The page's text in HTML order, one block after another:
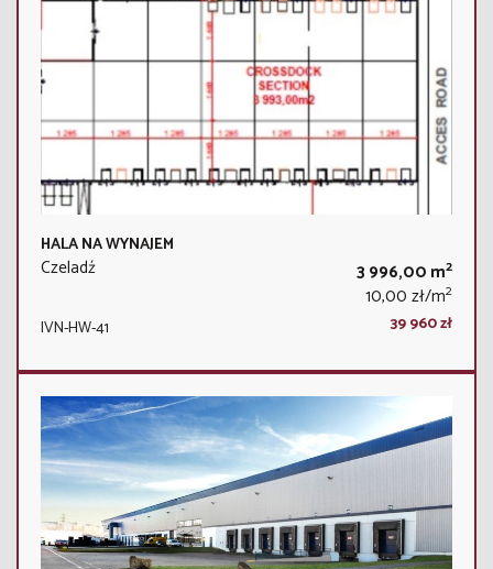
HALA NA WYNAJEM
Czeladź 3 996,00 m2
10,00 zł/m2
IVN-HW-41 39 960 zł